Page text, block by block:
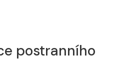
postranního